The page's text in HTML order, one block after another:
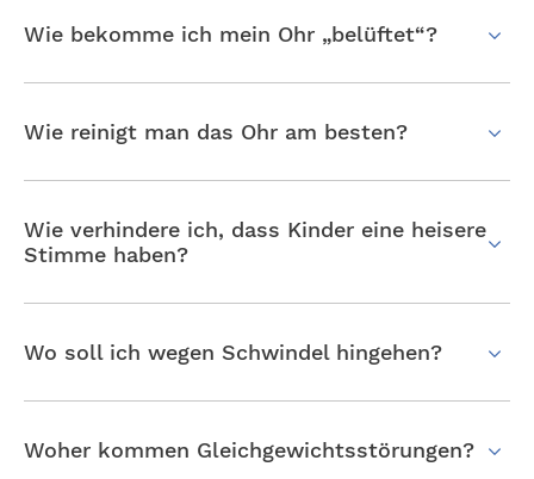
Wie bekomme ich mein Ohr „belüftet“?
Wie reinigt man das Ohr am besten?
Wie verhindere ich, dass Kinder eine heisere
Stimme haben?
Wo soll ich wegen Schwindel hingehen?
Woher kommen Gleichgewichtsstörungen?